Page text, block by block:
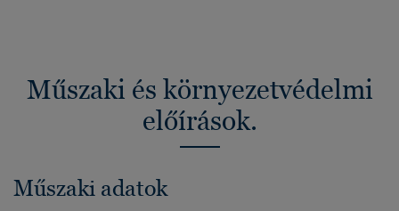
Műszaki és környezetvédelmi
előírások.
Műszaki adatok